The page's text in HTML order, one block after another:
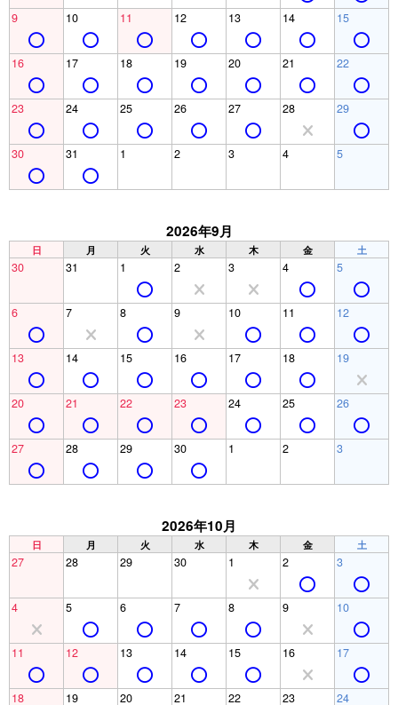
9 10 11 12 13 14 15
16 17 18 19 20 21 22
23 24 25 26 27 28 29
30 31 1 2 3 4 5
2026年9月
日 月 火 水 木 金 土
30 31 1 2 3 4 5
6 7 8 9 10 11 12
13 14 15 16 17 18 19
20 21 22 23 24 25 26
27 28 29 30 1 2 3
2026年10月
日 月 火 水 木 金 土
27 28 29 30 1 2 3
4 5 6 7 8 9 10
11 12 13 14 15 16 17
18 19 20 21 22 23 24